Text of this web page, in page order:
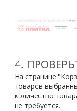
4.
На странице
товаров
количество
не требуется.